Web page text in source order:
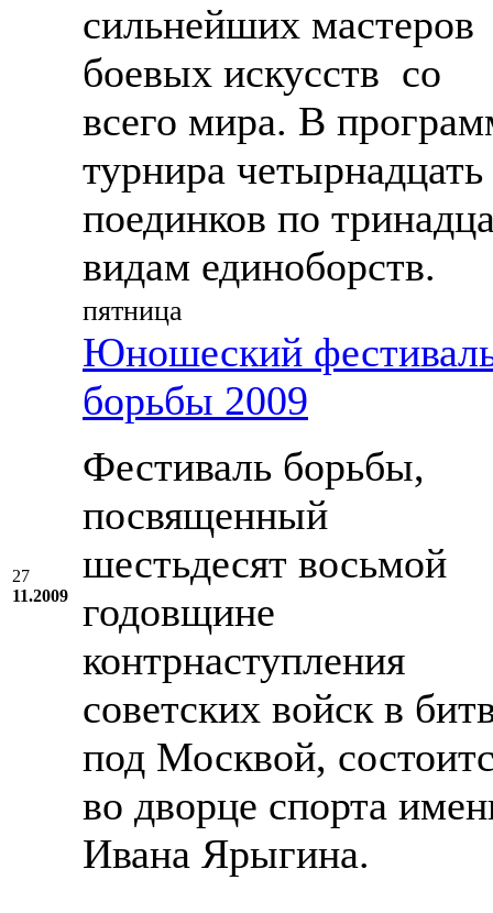
сильнейших мастеров
боевых искусств со
всего мира. В
турнира четырнадцать
поединков по
видам единоборств.
27
11.2009
пятница
Юношеский
борьбы 2009
Фестиваль борьбы,
посвященный
шестьдесят восьмой
годовщине
контрнаступления
советских войск в
под Москвой,
во дворце спорта
Ивана Ярыгина.